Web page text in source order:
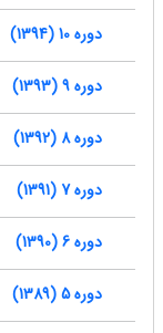
دوره 10 (1394)
دوره 9 (1393)
دوره 8 (1392)
دوره 7 (1391)
دوره 6 (1390)
دوره 5 (1389)